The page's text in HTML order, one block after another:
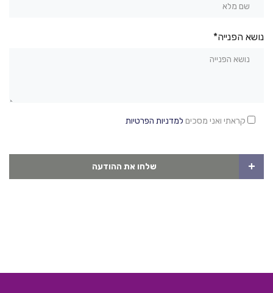
נושא הפנייה*
קראתי ואני מסכים למדניות הפרטיות
שלחו את ההודעה +